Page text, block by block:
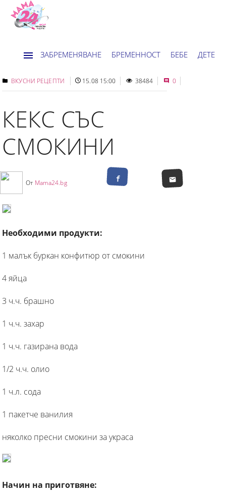
ЗАБРЕМЕНЯВАНЕ БРЕМЕННОСТ БЕБЕ ДЕТЕ
ДОМ НОВИНИ ХОРОСКОП
ВКУСНИ РЕЦЕПТИ 15.08 15:00 38484 0
КЕКС СЪС
СМОКИНИ
От Mama24.bg
Необходими продукти:
1 малък буркан конфитюр от смокини
4 яйца
3 ч.ч. брашно
1 ч.ч. захар
1 ч.ч. газирана вода
1/2 ч.ч. олио
1 ч.л. сода
1 пакетче ванилия
няколко пресни смокини за украса
Начин на приготвяне: